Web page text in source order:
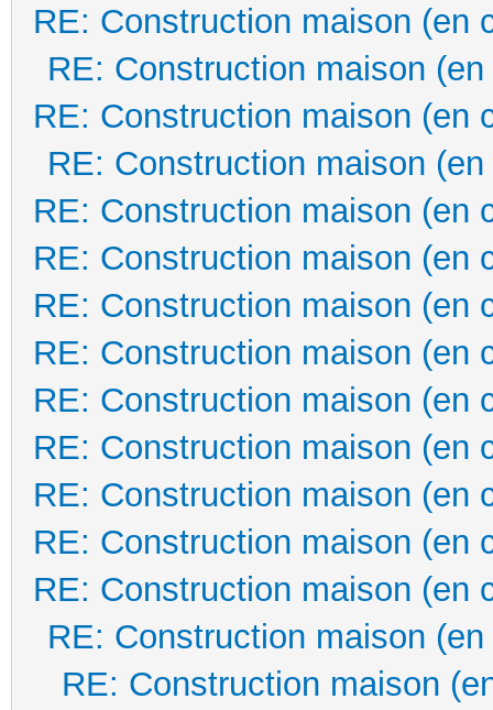
RE: Construction maison (en
RE: Construction maison
RE: Construction maison (en
RE: Construction maison
RE: Construction maison (en
RE: Construction maison (en
RE: Construction maison (en
RE: Construction maison (en
RE: Construction maison (en
RE: Construction maison (en
RE: Construction maison (en
RE: Construction maison (en
RE: Construction maison (en
RE: Construction maison
RE: Construction maison